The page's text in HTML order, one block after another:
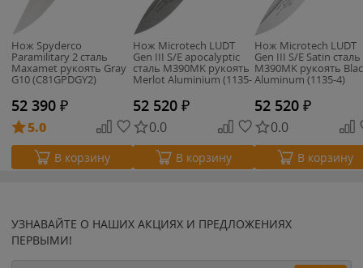
Нож Spyderco
Paramilitary 2 сталь
Maxamet рукоять Gray
G10 (C81GPDGY2)
52 390 ₽
5.0
В корзину
Нож Microtech LUDT
Gen III S/E apocalyptic
сталь M390MK рукоять
Merlot Aluminium (1135-
52 520 ₽
0.0
В корзину
Нож Microtech LUDT
Gen III S/E Satin сталь
M390MK рукоять
Aluminum (1135-4)
52 520 ₽
0.0
В корзину
УЗНАВАЙТЕ О НАШИХ АКЦИЯХ И ПРЕДЛОЖЕНИЯХ
ПЕРВЫМИ!